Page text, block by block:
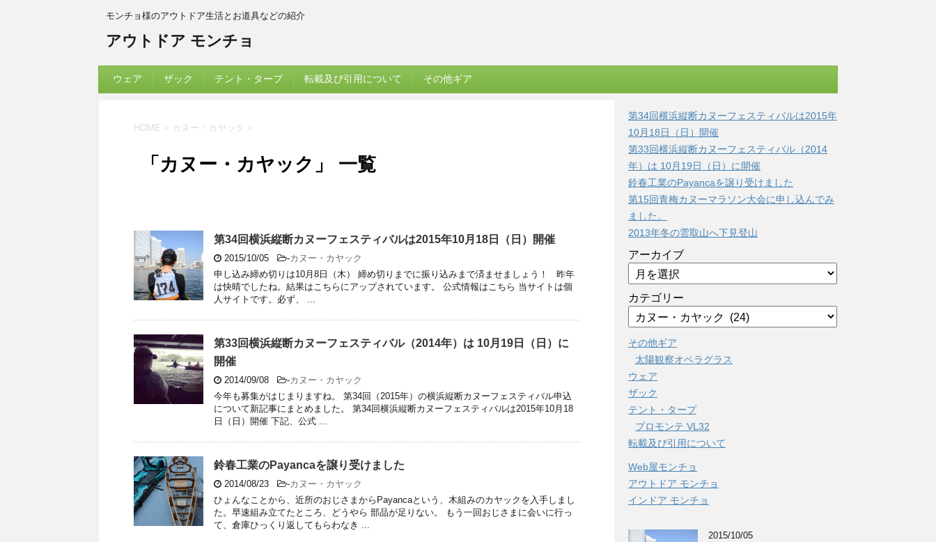
モンチョ様のアウトドア生活とお道具などの紹介
アウトドア モンチョ
ウェア ザック テント・タープ 転載及び引用について その他ギア
HOME > カヌー・カヤック >
「カヌー・カヤック」 一覧
第34回横浜縦断カヌーフェスティバルは2015年10月18日（日）開催
2015/10/05 -カヌー・カヤック
申し込み締め切りは10月8日（木） 締め切りまでに振り込みまで済ませましょう！ 昨年
は快晴でしたね。結果はこちらにアップされています。 公式情報はこちら 当サイトは個
人サイトです。必ず、 ...
第33回横浜縦断カヌーフェスティバル（2014年）は 10月19日（日）に
開催
2014/09/08 -カヌー・カヤック
今年も募集がはじまりますね。 第34回（2015年）の横浜縦断カヌーフェスティバル申込
について新記事にまとめました。 第34回横浜縦断カヌーフェスティバルは2015年10月18
日（日）開催 下記、公式 ...
鈴春工業のPayancaを譲り受けました
2014/08/23 -カヌー・カヤック
ひょんなことから、近所のおじさまからPayancaという、木組みのカヤックを入手しまし
た。早速組み立てたところ、どうやら 部品が足りない。 もう一回おじさまに会いに行っ
て、倉庫ひっくり返してもらわなき ...
第34回横浜縦断カヌーフェスティバルは2015年
10月18日（日）開催
第33回横浜縦断カヌーフェスティバル（2014
年）は 10月19日（日）に開催
鈴春工業のPayancaを譲り受けました
第15回青梅カヌーマラソン大会に申し込んでみ
ました。
2013年冬の雲取山へ下見登山
アーカイブ
カテゴリー
その他ギア
太陽観察オペラグラス
ウェア
ザック
テント・タープ
プロモンテ VL32
転載及び引用について
Web屋モンチョ
アウトドア モンチョ
インドア モンチョ
2015/10/05